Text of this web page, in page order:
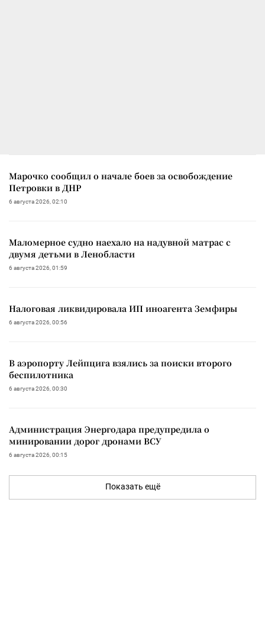
Марочко сообщил о начале боев за освобождение
Петровки в ДНР
6 августа 2026, 02:10
Маломерное судно наехало на надувной матрас с
двумя детьми в Ленобласти
6 августа 2026, 01:59
Налоговая ликвидировала ИП иноагента Земфиры
6 августа 2026, 00:56
В аэропорту Лейпцига взялись за поиски второго
беспилотника
6 августа 2026, 00:30
Администрация Энергодара предупредила о
минировании дорог дронами ВСУ
6 августа 2026, 00:15
Показать ещё